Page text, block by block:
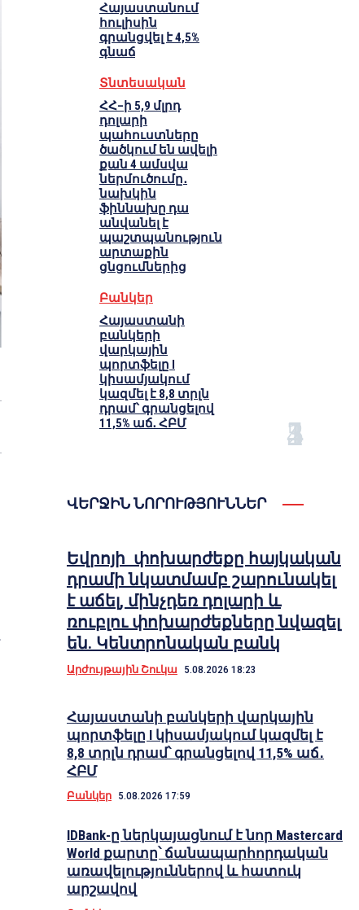
Հայաստանում
հուլիսին
գրանցվել է 4,5%
գնաճ
Տնտեսական
ՀՀ–ի 5,9 մլրդ
դոլարի
պահուստները
ծածկում են ավելի
քան 4 ամսվա
ներմուծումը․
նախկին
ֆիննախը դա
անվանել է
պաշտպանություն
արտաքին
ցնցումներից
Բանկեր
Հայաստանի
բանկերի
վարկային
պորտֆելը I
կիսամյակում
կազմել է 8,8 տրլն
դրամ՝ գրանցելով
11,5% աճ․ ՀԲՄ
ՎԵՐՋԻՆ ՆՈՐՈՒԹՅՈՒՆՆԵՐ
Եվրոյի փոխարժեքը հայկական
դրամի նկատմամբ շարունակել
է աճել, մինչդեռ դոլարի և
ռուբլու փոխարժեքները նվազել
են. Կենտրոնական բանկ
Արժույթային Շուկա 5.08.2026 18:23
Հայաստանի բանկերի վարկային
պորտֆելը I կիսամյակում կազմել է
8,8 տրլն դրամ՝ գրանցելով 11,5% աճ․
ՀԲՄ
Բանկեր 5.08.2026 17:59
IDBank-ը ներկայացնում է նոր Mastercard
World քարտը՝ ճանապարհորդական
առավելություններով և հատուկ
արշավով